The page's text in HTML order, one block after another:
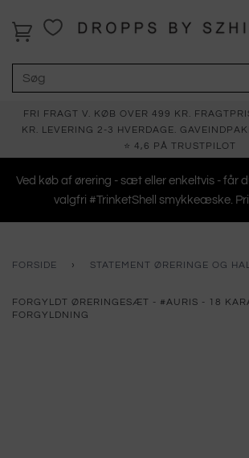
FRI FRAGT V. KØB OVER 499 KR.
KR. LEVERING 2-3 HVERDAGE.
⭐ 4,6 PÅ TRUSTPILOT
Ved køb af ørering - sæt eller enkeltvis - får
valgfri #TrinketShell smykkeæske.
FORSIDE › STATEMENT ØRERINGE OG
FORGYLDT ØRERINGESÆT - #AURIS - 18
FORGYLDNING